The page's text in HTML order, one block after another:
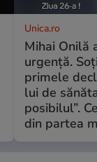
Unica.ro
Mihai Onilă
urgență.
primele
lui de
posibilul”.
din partea